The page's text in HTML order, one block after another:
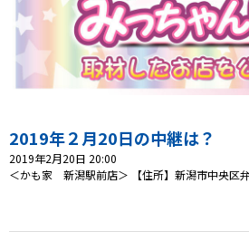
イベント
ニュース
プレゼント
2019年２月20日の中継は？
2019年2月20日 20:00
＜かも家 新潟駅前店＞ 【住所】新潟市中央区